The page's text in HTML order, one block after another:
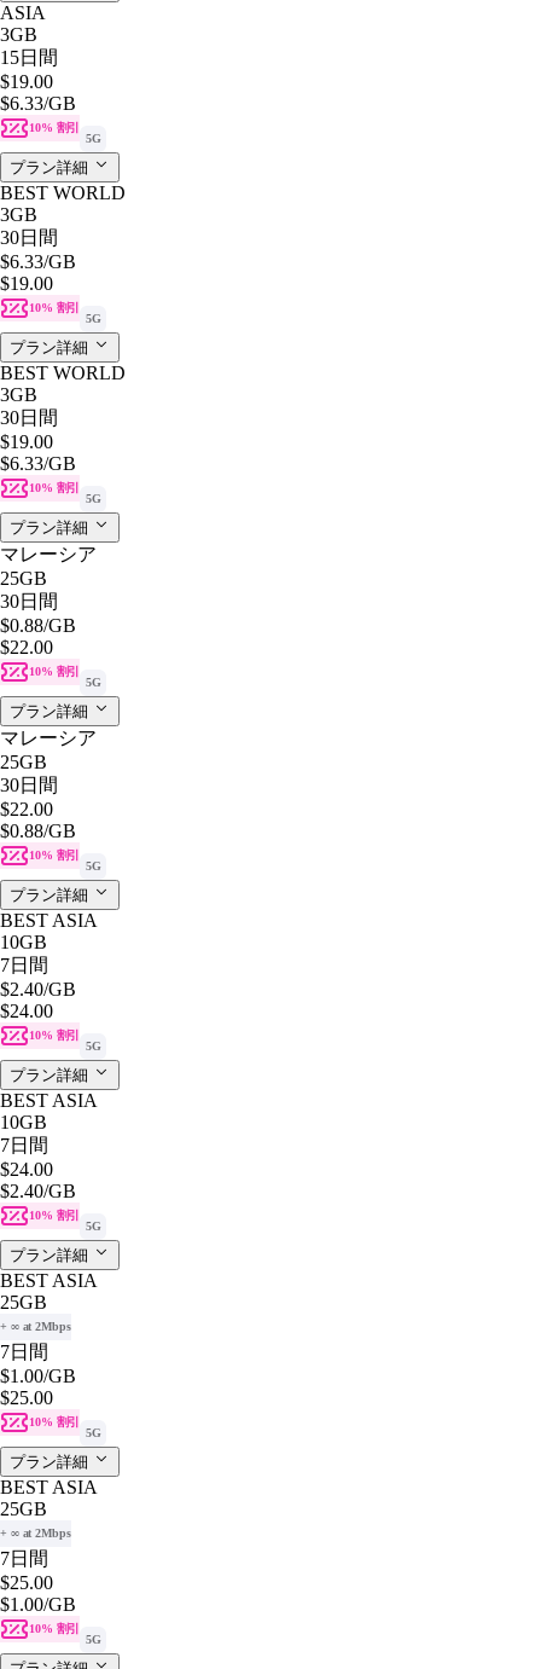
ASIA
3GB
15日間
$19.00
$6.33/GB
10% 割引
5G
プラン詳細
BEST WORLD
3GB
30日間
$6.33/GB
$19.00
10% 割引
5G
プラン詳細
BEST WORLD
3GB
30日間
$19.00
$6.33/GB
10% 割引
5G
プラン詳細
マレーシア
25GB
30日間
$0.88/GB
$22.00
10% 割引
5G
プラン詳細
マレーシア
25GB
30日間
$22.00
$0.88/GB
10% 割引
5G
プラン詳細
BEST ASIA
10GB
7日間
$2.40/GB
$24.00
10% 割引
5G
プラン詳細
BEST ASIA
10GB
7日間
$24.00
$2.40/GB
10% 割引
5G
プラン詳細
BEST ASIA
25GB
+ ∞ at 2Mbps
7日間
$1.00/GB
$25.00
10% 割引
5G
プラン詳細
BEST ASIA
25GB
+ ∞ at 2Mbps
7日間
$25.00
$1.00/GB
10% 割引
5G